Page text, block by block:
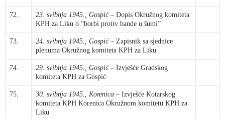
72. 23. svibnja 1945., Gospić – Dopis Okružnog komiteta
KPH za Liku o “borbi protiv bande u šumi”
73. 24. svibnja 1945., Gospić – Zapisnik sa sjednice
plenuma Okružnog komiteta KPH za Liku
74. 29. svibnja 1945., Gospić – Izvješće Gradskog
komiteta KPH za Gospić
75. 30. svibnja 1945., Korenica – Izvješće Kotarskog
komiteta KPH Korenica Okružnom komitetu KPH za
Liku